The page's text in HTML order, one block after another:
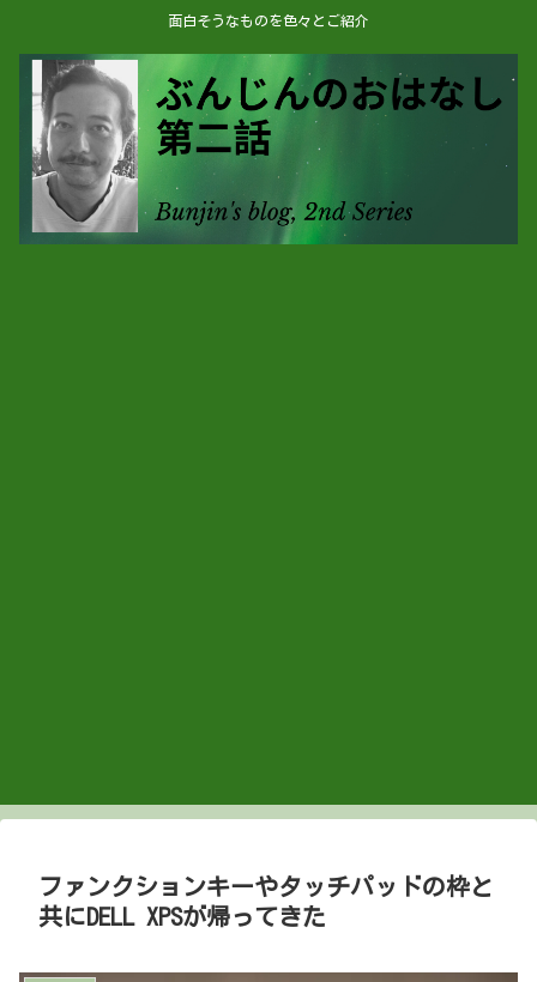
面白そうなものを色々とご紹介
ファンクションキーやタッチパッドの枠と
共にDELL XPSが帰ってきた